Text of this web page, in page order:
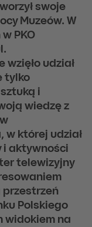
swoje
Muzeów. W
PKO
wzięło udział
tylko
i
wiedzę z
w której udział
i aktywności
telewizyjny
przestrzeń
Polskiego
widokiem na